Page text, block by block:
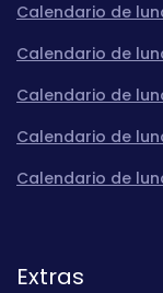
Calendario de
Calendario de
Calendario de
Calendario de
Calendario de
Extras